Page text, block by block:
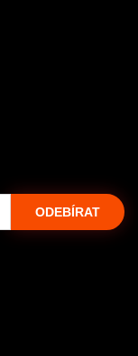
ODEBÍRAT